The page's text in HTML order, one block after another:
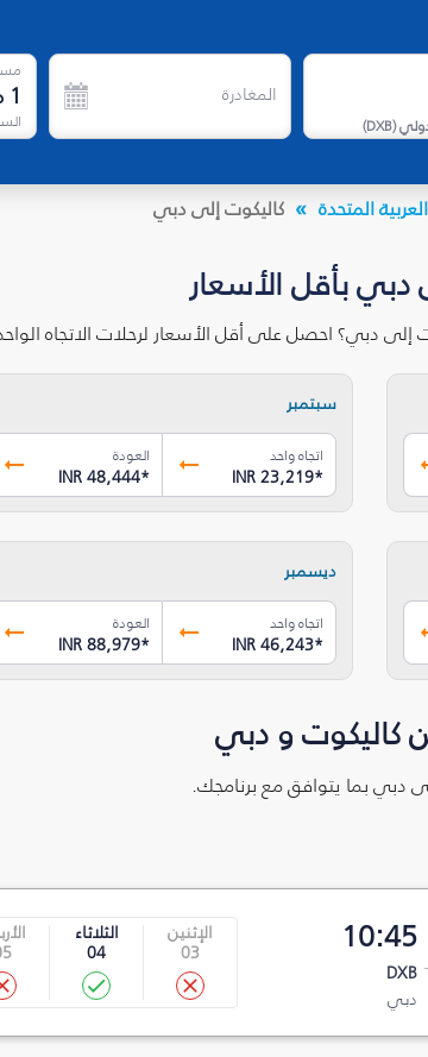
(
DXB
)
المغادرة 1
المتحدة كاليكوت إلى دبي
دبي بأقل الأسعار
إلى دبي؟ احصل على أقل الأسعار لرحلات الاتجاه
سبتمبر
اتجاه واحد
INR 23,219*
العودة
INR 48,444*
ديسمبر
اتجاه واحد
INR 46,243*
العودة
INR 88,979*
كاليكوت و دبي
دبي بما يتوافق مع برنامجك.
10:45
DXB
دبي
الإثنين
03
الثلاثاء
04